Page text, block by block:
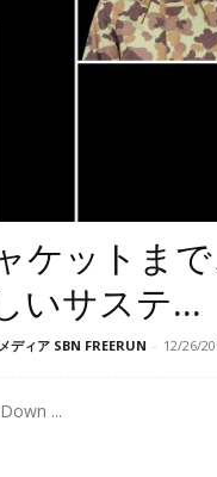
ケットま
いサステ...
ディア SBN FREERUN - 12/26/
...